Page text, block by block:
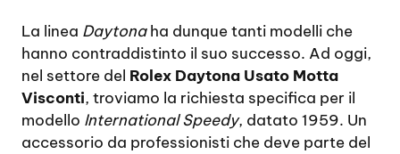
La linea Daytonaha dunque tanti modelli che
hanno contraddistinto il suo successo. Ad oggi,
nel settore del Rolex Daytona Usato Motta
Visconti, troviamo la richiesta specifica per il
modello International Speedy, datato 1959. Un
accessorio da professionisti che deve parte del